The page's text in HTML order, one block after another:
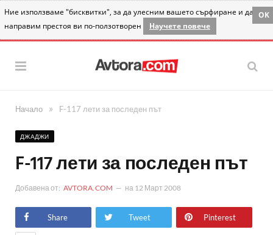
Ние използваме "бисквитки", за да улесним вашето сърфиране и да
направим престоя ви по-ползотворен
Научете повече
OK
Начало » F-117 лети за последен път
ДЖАДЖИ
F-117 лети за последен път
Добавена от: AVTORA.COM на 12 Март 2008
Share Tweet Pinterest